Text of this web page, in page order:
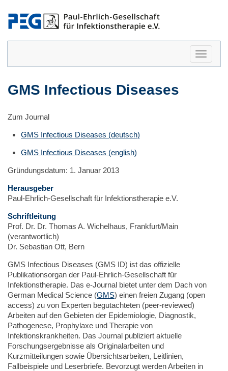
anzeigen
GMS Infectious Diseases
Zum Journal
GMS Infectious Diseases (deutsch)
GMS Infectious Diseases (english)
Gründungsdatum: 1. Januar 2013
Herausgeber
Paul-Ehrlich-Gesellschaft für Infektionstherapie e.V.
Schriftleitung
Prof. Dr. Dr. Thomas A. Wichelhaus, Frankfurt/Main
(verantwortlich)
Dr. Sebastian Ott, Bern
GMS Infectious Diseases (GMS ID) ist das offizielle
Publikationsorgan der Paul-Ehrlich-Gesellschaft für
Infektionstherapie. Das e-Journal bietet unter dem Dach von
German Medical Science (GMS) einen freien Zugang (open
access) zu von Experten begutachteten (peer-reviewed)
Arbeiten auf den Gebieten der Epidemiologie, Diagnostik,
Pathogenese, Prophylaxe und Therapie von
Infektionskrankheiten. Das Journal publiziert aktuelle
Forschungsergebnisse als Originalarbeiten und
Kurzmitteilungen sowie Übersichtsarbeiten, Leitlinien,
Fallbeispiele und Leserbriefe. Bevorzugt werden Arbeiten in